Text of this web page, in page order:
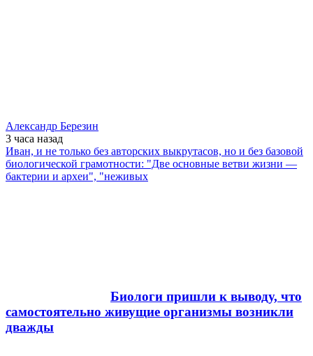
Александр Березин
3 часа назад
Иван, и не только без авторских выкрутасов, но и без базовой
биологической грамотности: "Две основные ветви жизни —
бактерии и археи", "неживых
Биологи пришли к выводу, что
самостоятельно живущие организмы возникли
дважды